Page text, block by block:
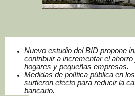
Nuevo estudio del BID propone
contribuir a incrementar el
hogares y pequeñas empresas.
Medidas de política pública en
surtieron efecto para reducir la
bancario.